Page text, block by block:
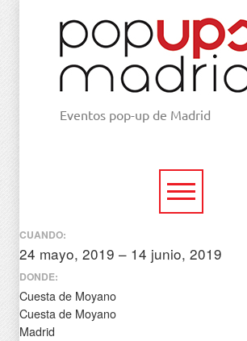
Eventos pop-up de Madrid
CUANDO:
24 mayo, 2019 – 14 junio, 2019
DONDE:
Cuesta de Moyano
Cuesta de Moyano
Madrid